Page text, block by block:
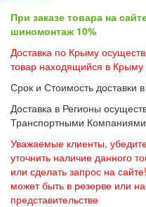
При заказе товара на
шиномонтаж 10%
Доставка по Крыму
товар находящийся в Крыму
Срок и Стоимость доставки
Доставка в Регионы
Транспортными
Уважаемые клиенты,
уточнить наличие данного
или сделать запрос на
может быть в резерве или
представительстве